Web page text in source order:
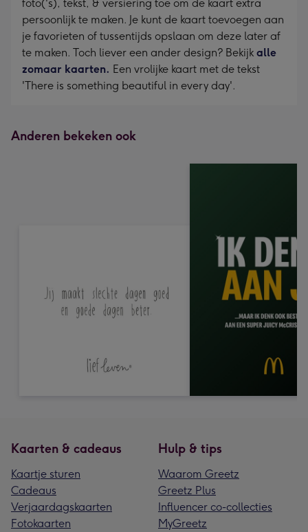
foto('s), tekst, & versiering toe om de kaart extra
persoonlijk te maken. Je kunt de kaart toevoegen aan
je favorieten of tussentijds opslaan om deze later af
te maken. Toch liever een ander design? Bekijk alle
zomaar kaarten. Een vrolijke kaart met de tekst
'There is something beautiful in every day'.
Anderen bekeken ook
Kaarten & cadeaus
Kaartje sturen
Cadeaus
Verjaardagskaarten
Fotokaarten
Hulp & tips
Waarom Greetz
Greetz Plus
Influencer co-collecties
MyGreetz